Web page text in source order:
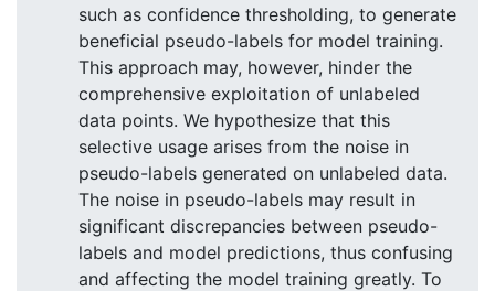
such as confidence thresholding, to generate
beneficial pseudo-labels for model training.
This approach may, however, hinder the
comprehensive exploitation of unlabeled
data points. We hypothesize that this
selective usage arises from the noise in
pseudo-labels generated on unlabeled data.
The noise in pseudo-labels may result in
significant discrepancies between pseudo-
labels and model predictions, thus confusing
and affecting the model training greatly. To